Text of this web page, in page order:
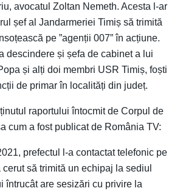
avocatul Zoltan Nemeth. Acesta l-ar
șef al Jandarmeriei Timiș să trimită
pe ”agenții 007” în acțiune.
descindere și șefa de cabinet a lui
și alți doi membri USR Timiș, foști
de primar în localități din județ.
raportului întocmit de Corpul de
cum a fost publicat de România TV:
prefectul l-a contactat telefonic pe
să trimită un echipaj la sediul
întrucât are sesizări cu privire la